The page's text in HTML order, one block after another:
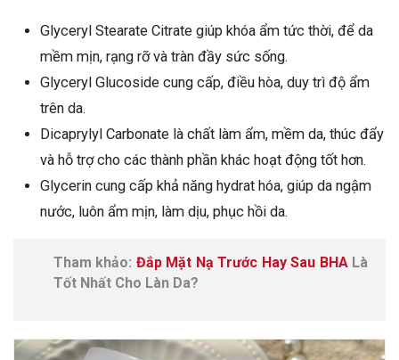
Glyceryl Stearate Citrate giúp khóa ẩm tức thời, để da
mềm mịn, rạng rỡ và tràn đầy sức sống.
Glyceryl Glucoside cung cấp, điều hòa, duy trì độ ẩm
trên da.
Dicaprylyl Carbonate là chất làm ẩm, mềm da, thúc đẩy
và hỗ trợ cho các thành phần khác hoạt động tốt hơn.
Glycerin cung cấp khả năng hydrat hóa, giúp da ngậm
nước, luôn ẩm mịn, làm dịu, phục hồi da.
Tham khảo: Đắp Mặt Nạ Trước Hay Sau BHALà
Tốt Nhất Cho Làn Da?